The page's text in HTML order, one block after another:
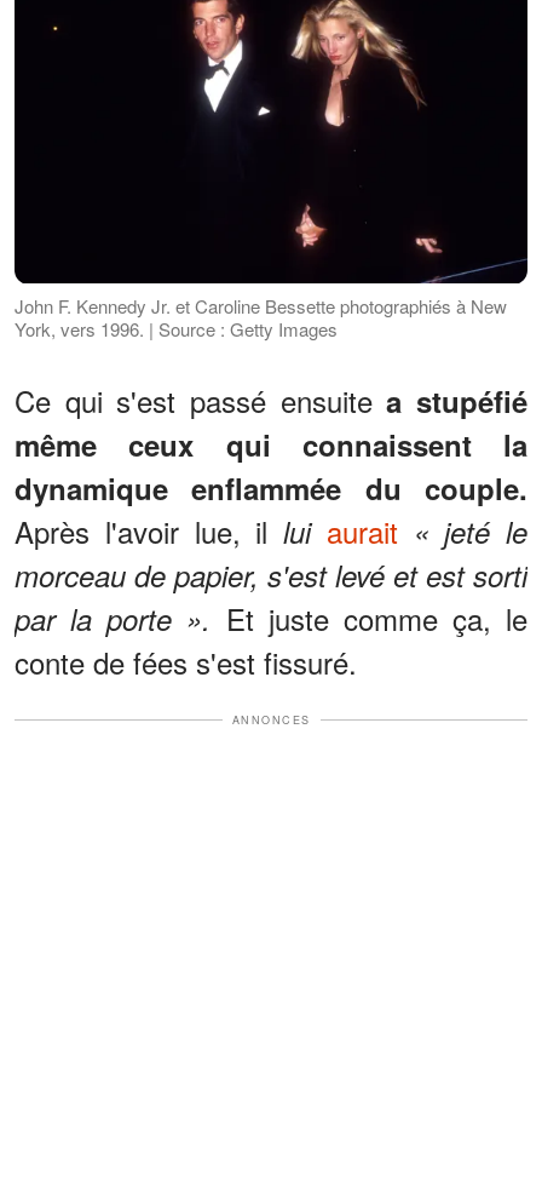
John F. Kennedy Jr. et Caroline Bessette photographiés à New
York, vers 1996. | Source : Getty Images
Ce qui s'est passé ensuitea stupéfié
même ceux qui connaissent la
dynamique enflammée du couple.
Après l'avoir lue, il lui aurait « jeté le
morceau de papier, s'est levé et est sorti
par la porte ». Et juste comme ça, le
conte de fées s'est fissuré.
ANNONCES